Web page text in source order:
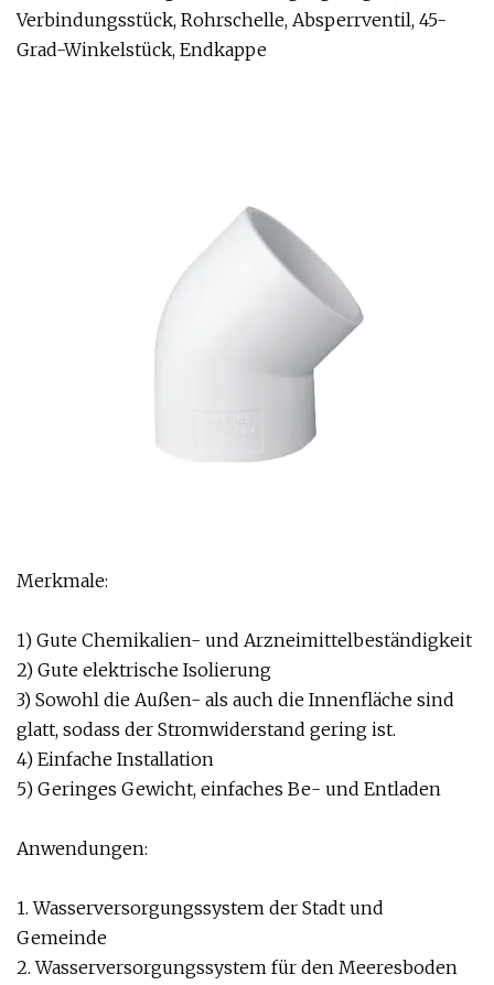
Verbindungsstück, Rohrschelle, Absperrventil, 45-
Grad-Winkelstück, Endkappe
Merkmale:
1) Gute Chemikalien- und Arzneimittelbeständigkeit
2) Gute elektrische Isolierung
3) Sowohl die Außen- als auch die Innenfläche sind
glatt, sodass der Stromwiderstand gering ist.
4) Einfache Installation
5) Geringes Gewicht, einfaches Be- und Entladen
Anwendungen:
1. Wasserversorgungssystem der Stadt und
Gemeinde
2. Wasserversorgungssystem für den Meeresboden